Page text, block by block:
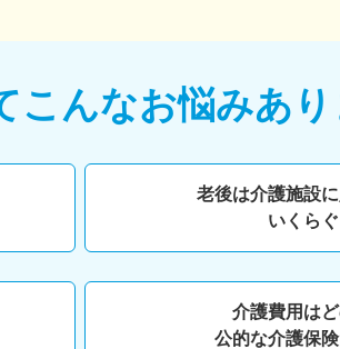
こんなお悩みあ
老後は介護施設
いくら
介護費用は
公的な介護保